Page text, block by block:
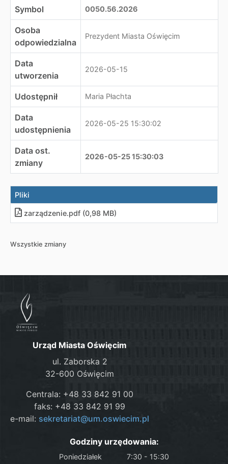
Symbol 0050.56.2026
Osoba
odpowiedzialna
Prezydent Miasta Oświęcim
Data
utworzenia
2026-05-15
Udostępnił Maria Płachta
Data
udostępnienia
2026-05-25 15:30:02
Data ost.
zmiany
2026-05-25 15:30:03
Pliki
zarządzenie.pdf (0,98 MB)
Wszystkie zmiany
Urząd Miasta Oświęcim
ul. Zaborska 2
32-600 Oświęcim
Centrala: +48 33 842 91 00
faks: +48 33 842 91 99
e-mail: sekretariat@um.oswiecim.pl
Godziny urzędowania:
Poniedziałek
7:30 - 15:30